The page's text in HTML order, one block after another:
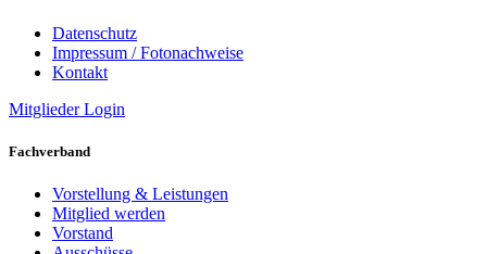
Datenschutz
Impressum / Fotonachweise
Kontakt
Mitglieder Login
Fachverband
Vorstellung & Leistungen
Mitglied werden
Vorstand